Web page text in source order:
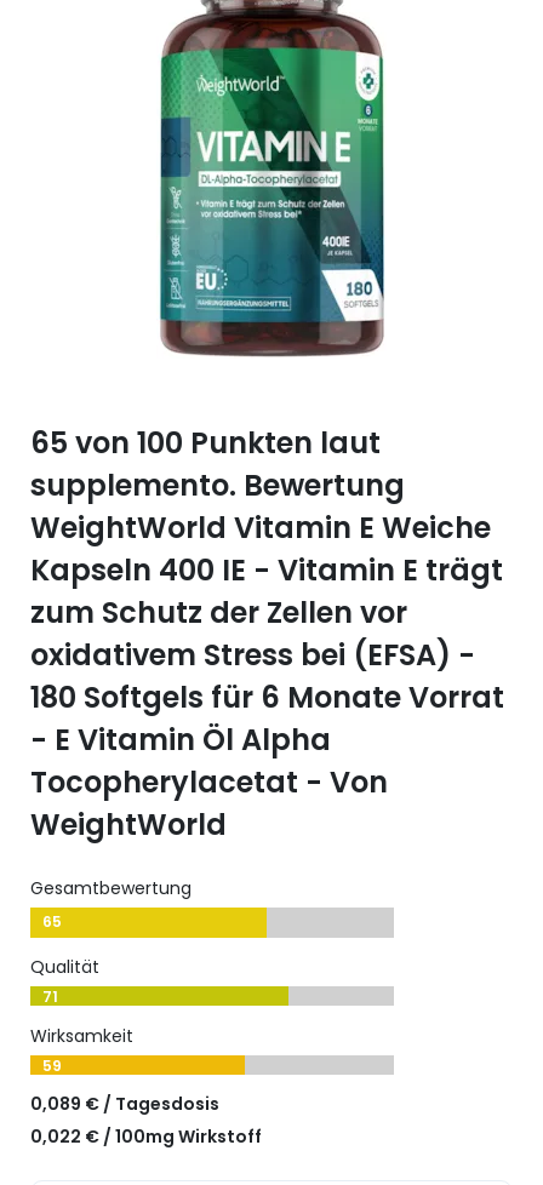
Selen (Se)
Silicium (Si)
Zink (Zn)
Vitamin B12
Vitamin C
Vitamin D
Vitamin E
Vitamin K
Vitamin Q (Q10)
65 von 100 Punkten laut
supplemento. Bewertung
WeightWorld Vitamin E Weiche
Kapseln 400 IE - Vitamin E trägt
zum Schutz der Zellen vor
oxidativem Stress bei (EFSA) -
180 Softgels für 6 Monate Vorrat
- E Vitamin Öl Alpha
Tocopherylacetat - Von
WeightWorld
Gesamtbewertung
65
Qualität
71
Wirksamkeit
59
0,089 € / Tagesdosis
0,022 € / 100mg Wirkstoff